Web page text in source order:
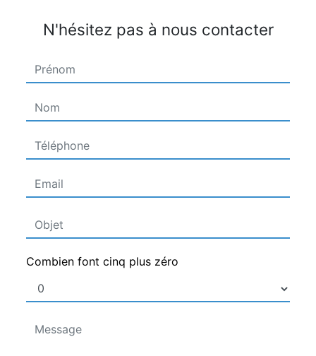
N'hésitez pas à nous contacter
Combien font cinq plus zéro